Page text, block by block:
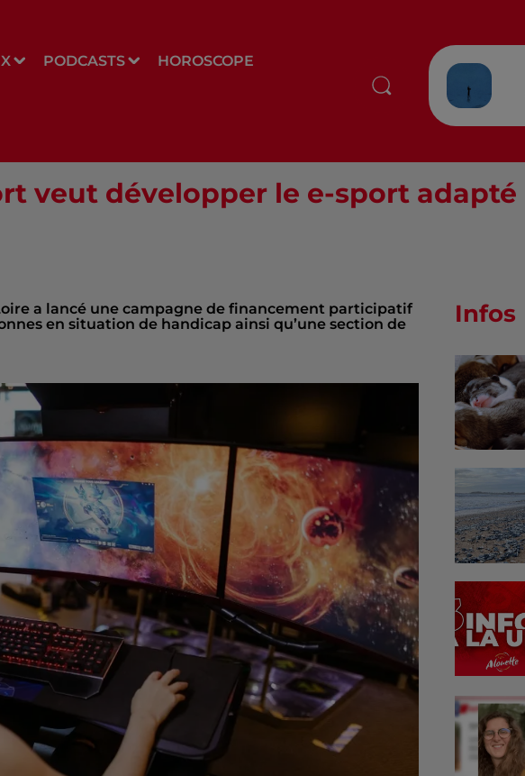
PODCASTS HOROSCOPE
veut développer le e-sport adapté
a lancé une campagne de financement participatif
en situation de handicap ainsi qu’une section de
Infos